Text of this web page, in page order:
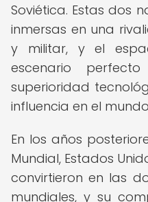
Soviética. Estas dos
inmersas en una
y militar, y el
escenario
superioridad
influencia en el
En los años
Mundial, Estados
convirtieron en las
mundiales, y su